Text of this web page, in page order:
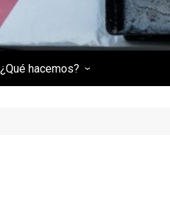
¿Qué hacemos?